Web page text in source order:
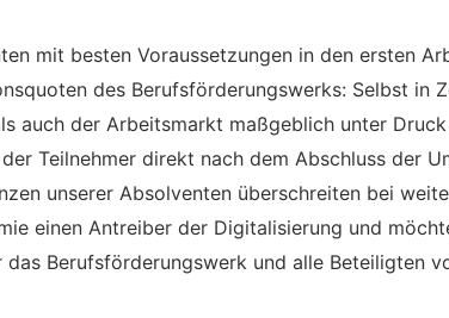
mit besten Voraussetzungen in den ersten
des Berufsförderungswerks: Selbst in
auch der Arbeitsmarkt maßgeblich unter
Teilnehmer direkt nach dem Abschluss der
unserer Absolventen überschreiten bei
einen Antreiber der Digitalisierung und
Berufsförderungswerk und alle Beteiligten